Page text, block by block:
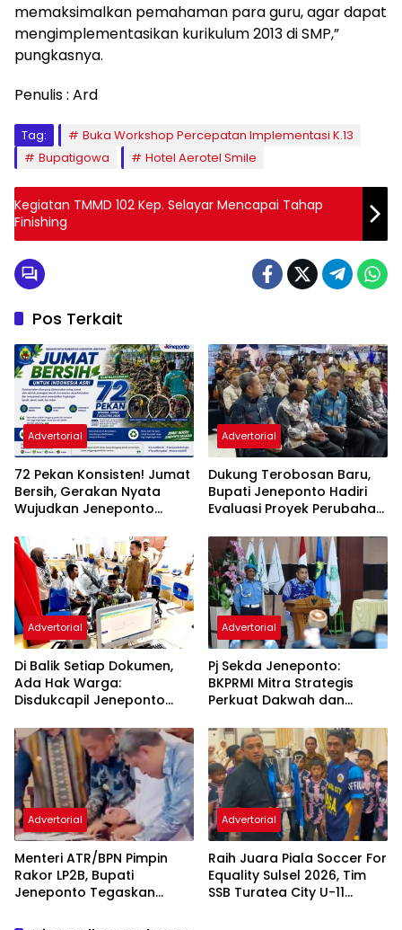
memaksimalkan pemahaman para guru, agar dapat
mengimplementasikan kurikulum 2013 di SMP,”
pungkasnya.
Penulis : Ard
Tag:
Buka Workshop Percepatan Implementasi K.13
Bupatigowa
Hotel Aerotel Smile
Kegiatan TMMD 102 Kep. Selayar Mencapai Tahap
Finishing
Pos Terkait
Advertorial
72 Pekan Konsisten! Jumat
Bersih, Gerakan Nyata
Wujudkan Jeneponto
ASRI
Advertorial
Dukung Terobosan Baru,
Bupati Jeneponto Hadiri
Evaluasi Proyek Perubahan
Advertorial
Di Balik Setiap Dokumen,
Ada Hak Warga:
Disdukcapil Jeneponto
Layanan Administrasi
Kependudukan
Advertorial
Pj Sekda Jeneponto:
BKPRMI Mitra Strategis
Perkuat Dakwah dan
Advertorial
Menteri ATR/BPN Pimpin
Rakor LP2B, Bupati
Jeneponto Tegaskan
Advertorial
Raih Juara Piala Soccer For
Equality Sulsel 2026, Tim
SSB Turatea City U-11